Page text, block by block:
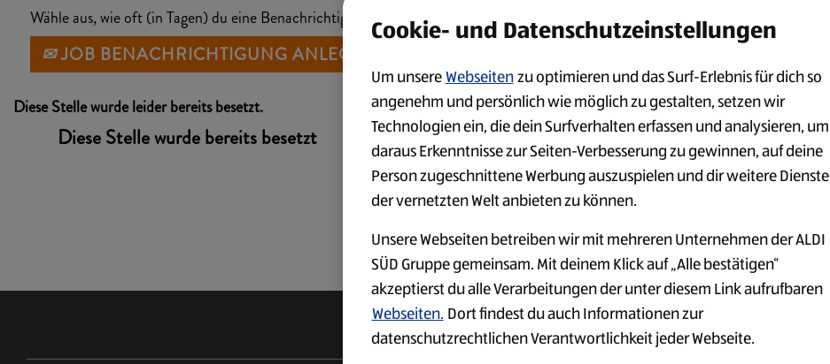
Wähle aus, wie oft (in Tagen) du eine Benachrichtigung erhalten möchtest:
JOB BENACHRICHTIGUNG ANLEGEN
Diese Stelle wurde leider bereits besetzt.
Diese Stelle wurde bereits besetzt
Cookie- und Datenschutzeinstellungen
Um unsereWebseitenzu optimieren und das Surf-Erlebnis für dich so
angenehm und persönlich wie möglich zu gestalten, setzen wir
Technologien ein, die dein Surfverhalten erfassen und analysieren, um
daraus Erkenntnisse zur Seiten-Verbesserung zu gewinnen, auf deine
Person zugeschnittene Werbung auszuspielen und dir weitere Dienste
der vernetzten Welt anbieten zu können.
Unsere Webseiten betreiben wir mit mehreren Unternehmen der ALDI
SÜD Gruppe gemeinsam. Mit deinem Klick auf „Alle bestätigen“
akzeptierst du alle Verarbeitungen der unter diesem Link aufrufbaren
Webseiten. Dort findest du auch Informationen zur
datenschutzrechtlichen Verantwortlichkeit jeder Webseite.